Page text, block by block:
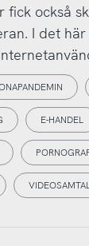
fick också
I det
E-HANDEL